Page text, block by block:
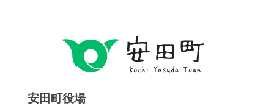
安田町役場